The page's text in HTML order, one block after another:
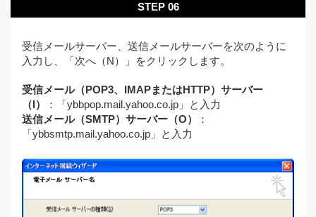
STEP 06
受信メールサーバー、送信メールサーバーを次のように
入力し、「次へ（N）」をクリックします。
受信メール（POP3、IMAPまたはHTTP）サーバー
（I）
：「ybbpop.mail.yahoo.co.jp」と入力
送信メール（SMTP）サーバー（O）
：
「ybbsmtp.mail.yahoo.co.jp」と入力